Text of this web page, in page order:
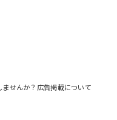
せんか？広告掲載について